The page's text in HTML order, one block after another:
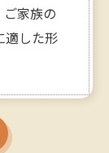
家族の
適した形